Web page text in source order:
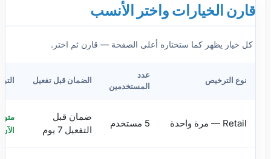
قارن الخيارات واختر الأنسب
كل خيار يظهر كما ستختاره أعلى الصفحة — قارن ثم اختر.
نوع الترخيص
عدد
المستخدمين
الضمان قبل تفعيل
Retail — مرة واحدة 5 مستخدم
ضمان قبل
التفعيل 7 يوم
الآن